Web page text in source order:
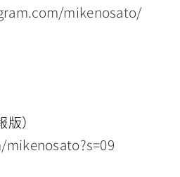
mikenosato/
）